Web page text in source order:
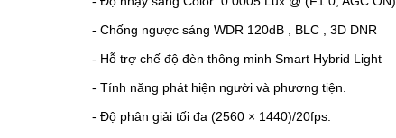
- Chống ngược sáng WDR 120dB , BLC , 3D DNR
- Hỗ trợ chế độ đèn thông minh Smart Hybrid Light
- Tính năng phát hiện người và phương tiện.
- Độ phân giải tối đa (2560 × 1440)/20fps.